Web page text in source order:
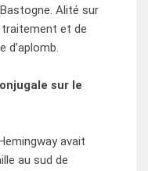
Alité sur
et de
d’aplomb.
sur le
avait
au sud de